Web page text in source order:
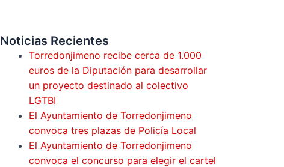
Noticias Recientes
Torredonjimeno recibe cerca de 1.000
euros de la Diputación para desarrollar
un proyecto destinado al colectivo
LGTBI
El Ayuntamiento de Torredonjimeno
convoca tres plazas de Policía Local
El Ayuntamiento de Torredonjimeno
convoca el concurso para elegir el cartel